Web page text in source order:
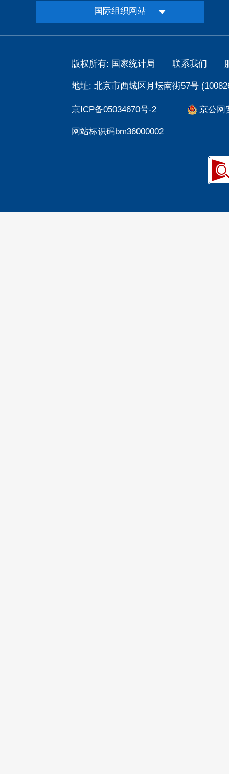
国际组织网站
版权所有: 国家统计局 联系我们
地址: 北京市西城区月坛南街57号
京ICP备05034670号-2 京公网
网站标识码bm36000002